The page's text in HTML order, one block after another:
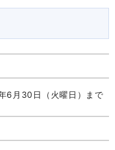
6月30日（火曜日）まで